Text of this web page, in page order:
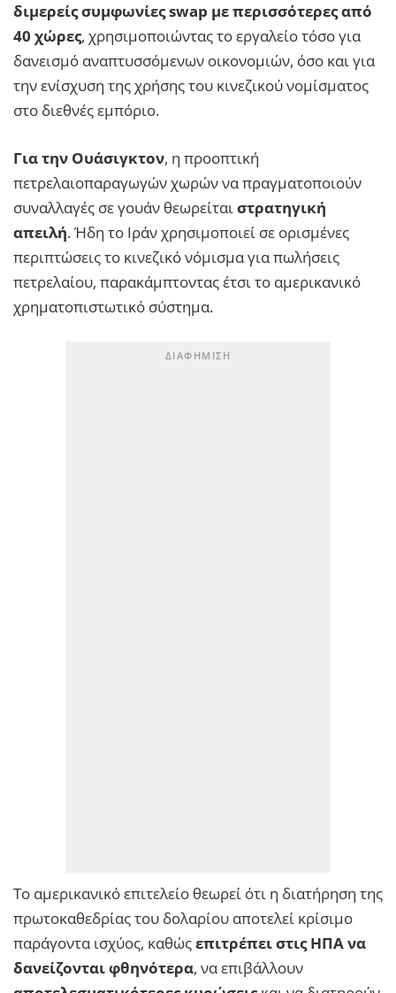
διμερείς συμφωνίες swap με περισσότερες από
40 χώρες, χρησιμοποιώντας το εργαλείο τόσο για
δανεισμό αναπτυσσόμενων οικονομιών, όσο και για
την ενίσχυση της χρήσης του κινεζικού νομίσματος
στο διεθνές εμπόριο.
Για την Ουάσιγκτον, η προοπτική
πετρελαιοπαραγωγών χωρών να πραγματοποιούν
συναλλαγές σε γουάν θεωρείταιστρατηγική
απειλή. Ήδη το Ιράν χρησιμοποιεί σε ορισμένες
περιπτώσεις το κινεζικό νόμισμα για πωλήσεις
πετρελαίου, παρακάμπτοντας έτσι το αμερικανικό
χρηματοπιστωτικό σύστημα.
Το αμερικανικό επιτελείο θεωρεί ότι η διατήρηση της
πρωτοκαθεδρίας του δολαρίου αποτελεί κρίσιμο
παράγοντα ισχύος, καθώςεπιτρέπει στις ΗΠΑ να
δανείζονται φθηνότερα, να επιβάλλουν